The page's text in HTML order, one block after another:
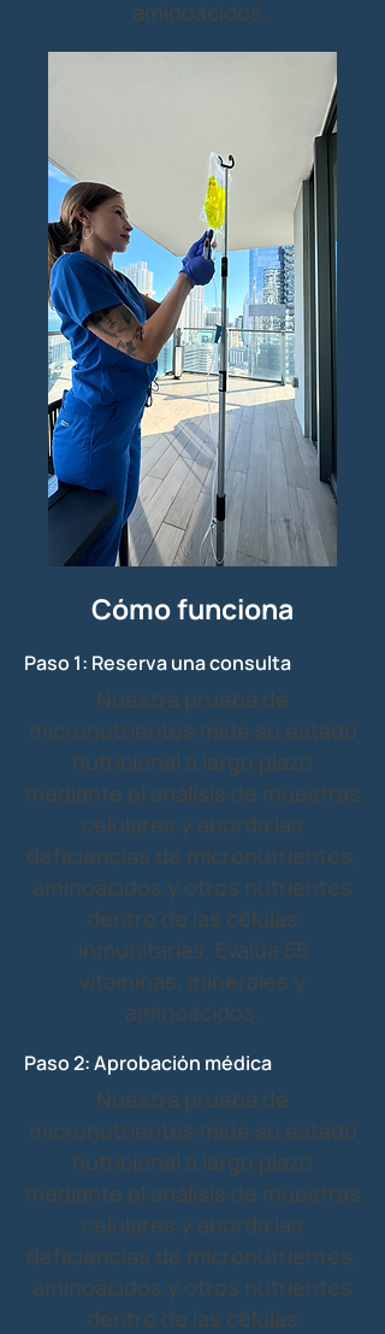
aminoácidos.
Cómo funciona
Paso 1: Reserva una consulta
Nuestra prueba de
micronutrientes mide su estado
nutricional a largo plazo
mediante el análisis de muestras
celulares y aborda las
deficiencias de micronutrientes,
aminoácidos y otros nutrientes
dentro de las células
inmunitarias. Evalúa 55
vitaminas, minerales y
aminoácidos.
Paso 2: Aprobación médica
Nuestra prueba de
micronutrientes mide su estado
nutricional a largo plazo
mediante el análisis de muestras
celulares y aborda las
deficiencias de micronutrientes,
aminoácidos y otros nutrientes
dentro de las células